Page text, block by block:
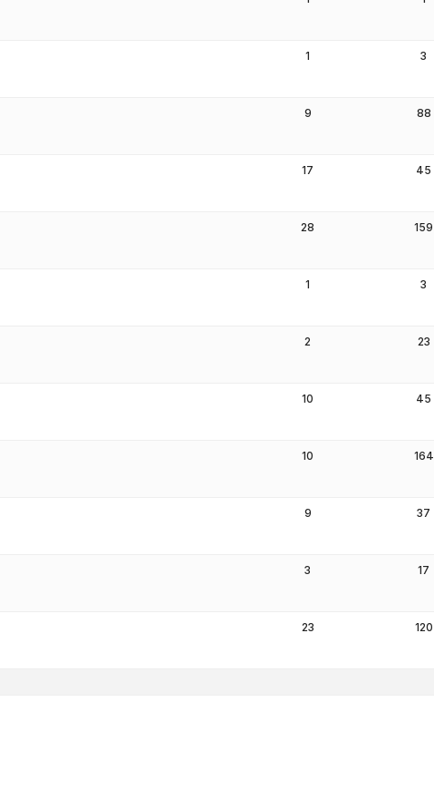
1 3
9 88
17 45
28 159
1 3
2 23
10 45
10 164
9 37
3 17
23 120